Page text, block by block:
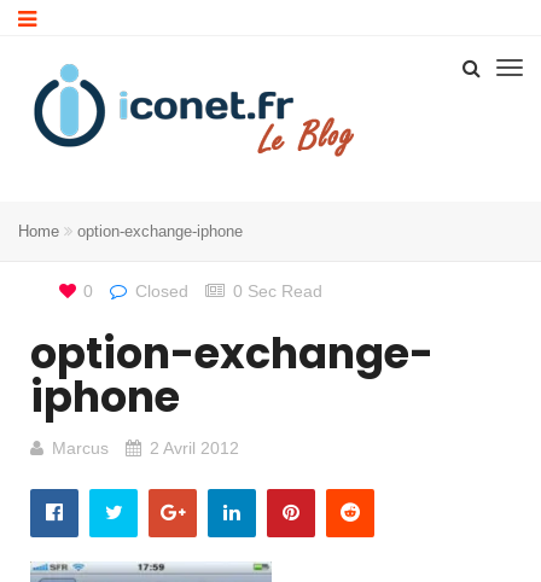
Home option-exchange-iphone
0 Closed 0 Sec Read
option-exchange-
iphone
Marcus 2 Avril 2012